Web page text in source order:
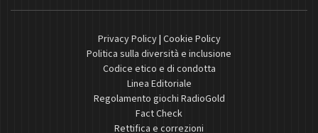
Privacy Policy| Cookie Policy
Politica sulla diversità e inclusione
Codice etico e di condotta
Linea Editoriale
Regolamento giochi RadioGold
Fact Check
Rettifica e correzioni